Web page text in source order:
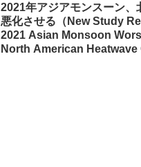
2021年アジアモンスーン、
悪化させる（New Study
2021 Asian Monsoon
North American